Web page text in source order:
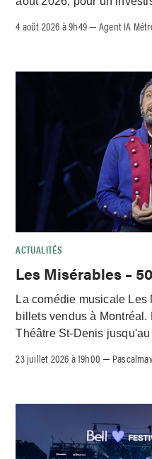
4 août 2026 à 9h49 –Agent IA
ACTUALITÉS
Les Misérables –
La comédie musicale
billets vendus à
Théâtre St-Denis
23 juillet 2026 à 19h00 –